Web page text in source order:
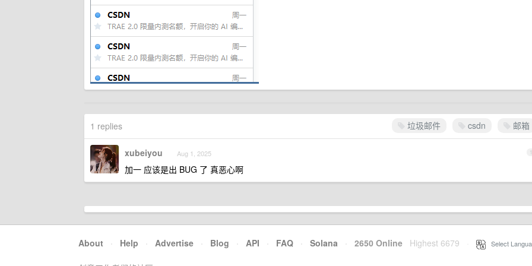
垃圾邮件 csdn 邮箱
1 replies
1
xubeiyou Aug 1, 2025
加一 应该是出 BUG 了 真恶心啊
About · Help · Advertise · Blog · API · FAQ · Solana · 2650 Online Highest 6679 Select